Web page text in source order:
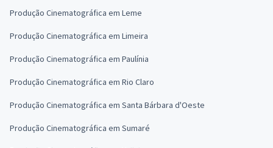
Produção Cinematográfica em Leme
Produção Cinematográfica em Limeira
Produção Cinematográfica em Paulínia
Produção Cinematográfica em Rio Claro
Produção Cinematográfica em Santa Bárbara d'Oeste
Produção Cinematográfica em Sumaré